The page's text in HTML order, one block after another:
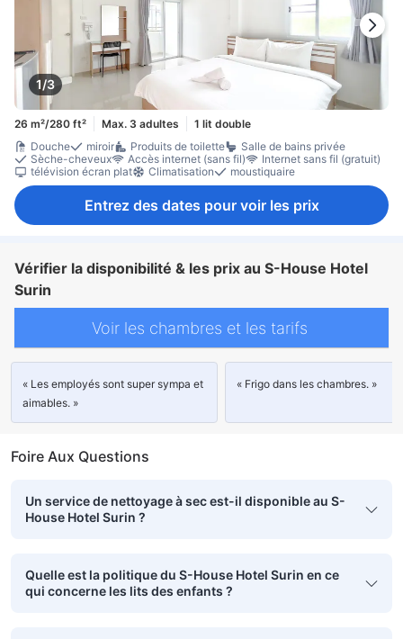
1/3
26 m²/280 ft² Max. 3 adultes
1 lit double
Douche
miroir Produits de toilette
Salle de bains privée
Sèche-cheveux
Accès internet (sans fil)
Internet sans fil (gratuit)
télévision écran plat
Climatisation moustiquaire
Entrez des dates pour voir les prix
Vérifier la disponibilité & les prix au S-House Hotel
Surin
Voir les chambres et les tarifs
« Les employés sont super sympa et
aimables. »
« Frigo dans les chambres. »
Foire Aux Questions
Un service de nettoyage à sec est-il disponible au S-
House Hotel Surin ?
Quelle est la politique du S-House Hotel Surin en ce
qui concerne les lits des enfants ?